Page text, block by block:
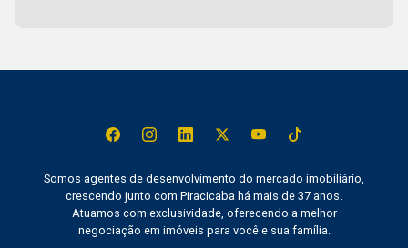
Somos agentes de desenvolvimento do mercado imobiliário,
crescendo junto com Piracicaba há mais de 37 anos.
Atuamos com exclusividade, oferecendo a melhor
negociação em imóveis para você e sua família.